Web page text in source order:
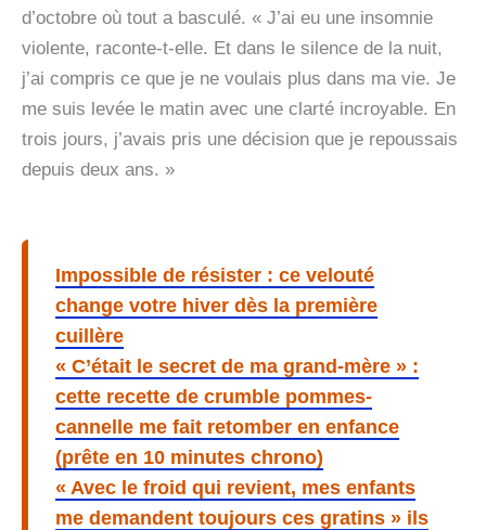
d’octobre où tout a basculé. « J’ai eu une insomnie
violente, raconte-t-elle. Et dans le silence de la nuit,
j’ai compris ce que je ne voulais plus dans ma vie. Je
me suis levée le matin avec une clarté incroyable. En
trois jours, j’avais pris une décision que je repoussais
depuis deux ans. »
Impossible de résister : ce velouté
change votre hiver dès la première
cuillère
« C’était le secret de ma grand-mère » :
cette recette de crumble pommes-
cannelle me fait retomber en enfance
(prête en 10 minutes chrono)
« Avec le froid qui revient, mes enfants
me demandent toujours ces gratins » ils